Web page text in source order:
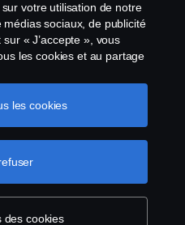
Reserved.
Lippmann 23 -
18 11
votre utilisation de notre
sociaux, de publicité
« J’accepte », vous
les cookies et au partage
des cookies » et en
vous souhaitez
savoir plus sur la
des cookies
les cookies